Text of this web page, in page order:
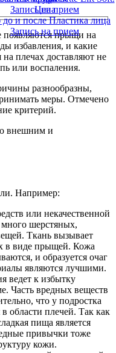
Цена
и после Пластика лица
Запись на прием
Запись на прием
появляются прыщи на
избавления, и какие
плечах доставляют не
или воспаления.
разнообразны,
меры. Отмечено
критерий.
Например:
или некачественной
шерстяных,
Ткань вызывает
в виде прыщей. Кожа
и образуется очаг
являются лучшими.
ведет к избытку
Часть вредных веществ
что у подростка
области плечей. Так как
пища является
привычки тоже
кожи.